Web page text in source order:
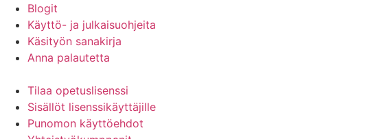
Blogit
Käyttö- ja julkaisuohjeita
Käsityön sanakirja
Anna palautetta
Tilaa opetuslisenssi
Sisällöt lisenssikäyttäjille
Punomon käyttöehdot